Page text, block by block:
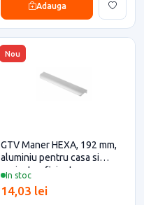
Adauga
Nou
In stoc
GTV Maner HEXA, 192 mm,
aluminiu pentru casa si
proiecte eficiente
14,03 lei